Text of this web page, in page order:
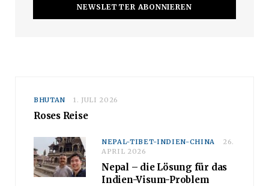
BHUTAN 1. JULI 2026
Roses Reise
NEPAL-TIBET-INDIEN-CHINA
26.
APRIL 2026
Nepal – die Lösung für das
Indien-Visum-Problem